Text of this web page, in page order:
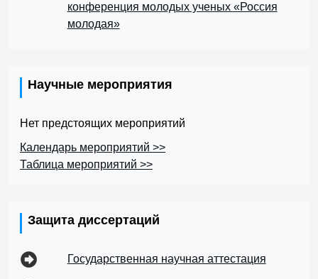
конференция молодых ученых «Россия
молодая»
Научные мероприятия
Нет предстоящих мероприятий
Календарь мероприятий >>
Таблица мероприятий >>
Защита диссертаций
Государственная научная аттестация